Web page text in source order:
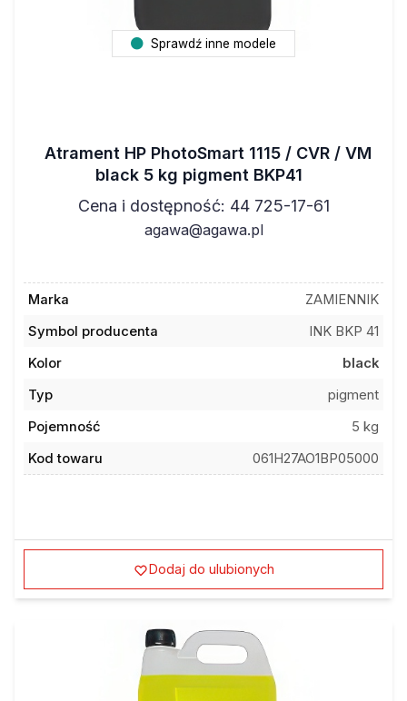
Sprawdź inne modele
Atrament HP PhotoSmart 1115 / CVR / VM
black 5 kg pigment BKP41
Cena i dostępność: 44 725-17-61
agawa@agawa.pl
Marka
ZAMIENNIK
Symbol producenta
INK BKP 41
Kolor
black
Typ
pigment
Pojemność
5 kg
Kod towaru
061H27AO1BP05000
Dodaj do ulubionych